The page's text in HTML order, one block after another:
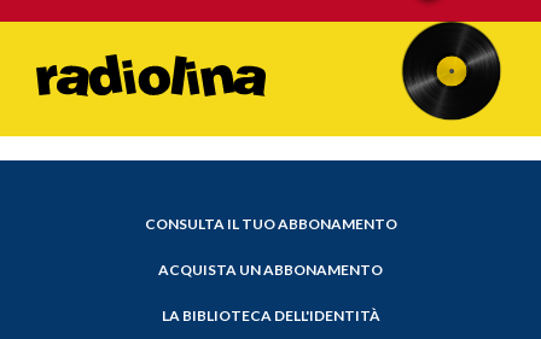
CONSULTA IL TUO ABBONAMENTO
ACQUISTA UN ABBONAMENTO
LA BIBLIOTECA DELL'IDENTITÀ